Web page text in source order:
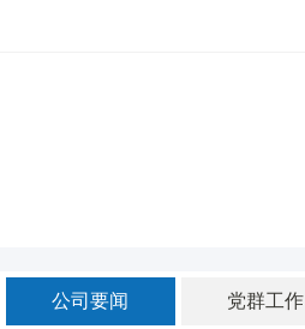
公司要闻 党群工作